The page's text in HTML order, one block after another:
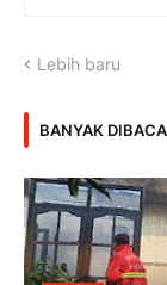
Lebih baru
BANYAK DIBACA